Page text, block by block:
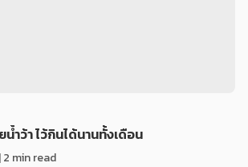
ำว้า ไว้กินได้นานทั้งเดือน
| 2 min read